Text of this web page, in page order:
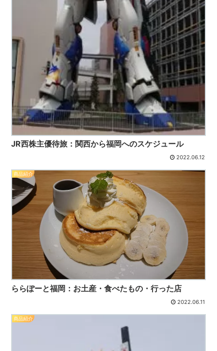
JR西株主優待旅：関西から福岡へのスケジュール
2022.06.12
商品紹介
ららぽーと福岡：お土産・食べたもの・行った店
2022.06.11
商品紹介